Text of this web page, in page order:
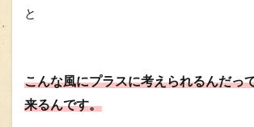
と
こんな風にプラスに考えられるんだっ
来るんです。